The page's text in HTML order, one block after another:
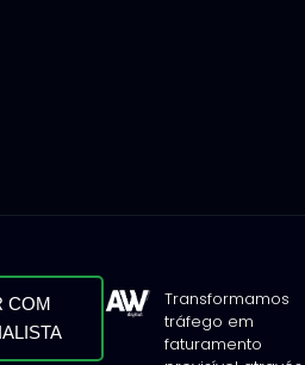
COM
Transformamos
tráfego em
faturamento